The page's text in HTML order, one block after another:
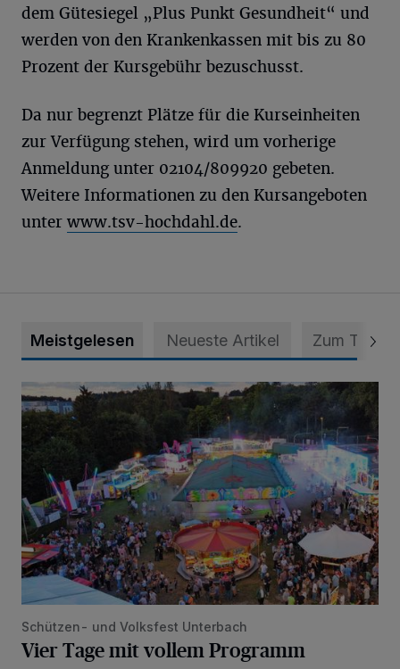
dem Gütesiegel „Plus Punkt Gesundheit“ und
werden von den Krankenkassen mit bis zu 80
Prozent der Kursgebühr bezuschusst.
Da nur begrenzt Plätze für die Kurseinheiten
zur Verfügung stehen, wird um vorherige
Anmeldung unter 02104/809920 gebeten.
Weitere Informationen zu den Kursangeboten
unter www.tsv-hochdahl.de.
Meistgelesen Neueste Artikel Zum Thema
Vier Tage mit vollem Programm
Schützen- und Volksfest Unterbach
Vier Tage mit vollem Programm